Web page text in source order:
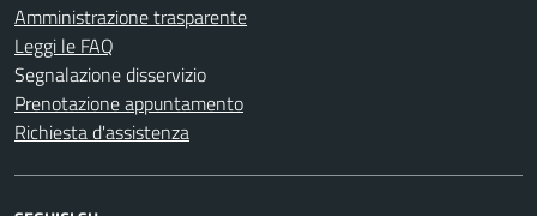
Amministrazione trasparente
Leggi le FAQ
Segnalazione disservizio
Prenotazione appuntamento
Richiesta d'assistenza